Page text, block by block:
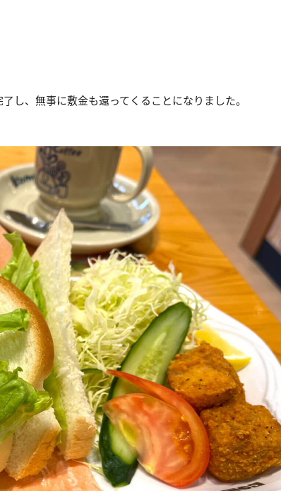
し、無事に敷金も還ってくることになりました。